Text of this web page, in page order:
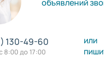
объявлений
130-49-60
8:00 до 17:00
или